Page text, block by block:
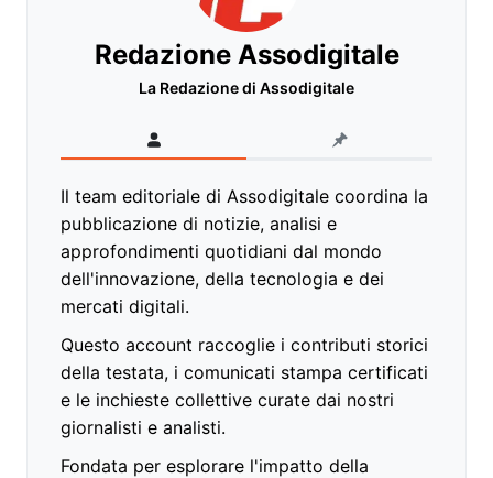
Redazione Assodigitale
La Redazione di Assodigitale
Il team editoriale di Assodigitale coordina la
pubblicazione di notizie, analisi e
approfondimenti quotidiani dal mondo
dell'innovazione, della tecnologia e dei
mercati digitali.
Questo account raccoglie i contributi storici
della testata, i comunicati stampa certificati
e le inchieste collettive curate dai nostri
giornalisti e analisti.
Fondata per esplorare l'impatto della